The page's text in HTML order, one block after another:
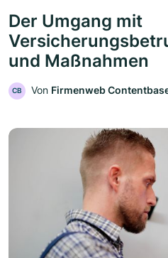
Der Umgang mit
und Maßnahmen
CB Von Firmenweb